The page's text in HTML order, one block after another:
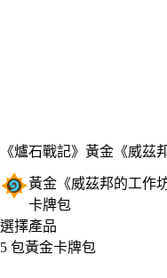
《爐石戰記》 黃金《威茲
黃金《威茲邦的工作
卡牌包
選擇產品
5 包黃金卡牌包